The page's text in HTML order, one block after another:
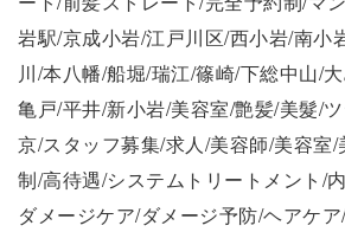
岩駅/京成小岩/江戸川区/西小岩/南小
川/本八幡/船堀/瑞江/篠崎/下総中山/
亀戸/平井/新小岩/美容室/艶髪/美髮/
京/スタッフ募集/求人/美容師/美容室
制/高待遇/システムトリートメント/
ダメージケア/ダメージ予防/ヘアケ